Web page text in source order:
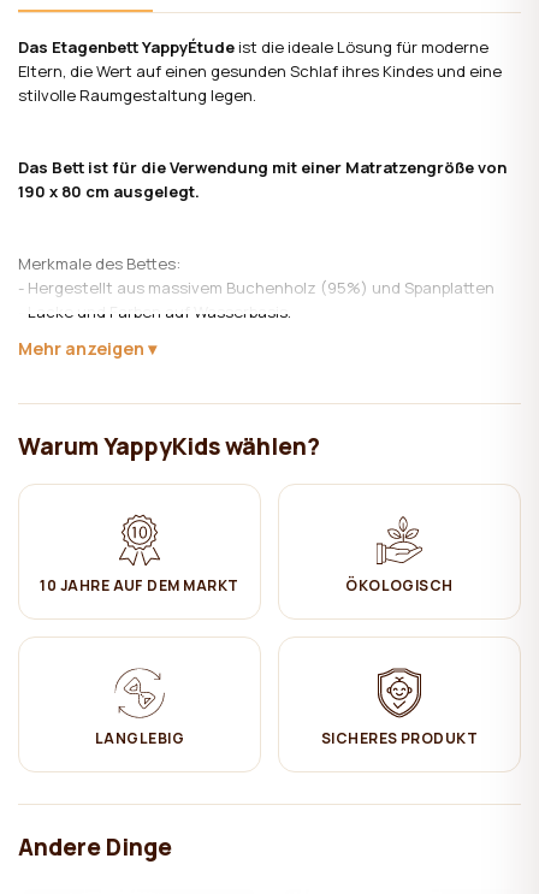
Das Etagenbett YappyÉtude ist die ideale Lösung für moderne
Eltern, die Wert auf einen gesunden Schlaf ihres Kindes und eine
stilvolle Raumgestaltung legen.
Das Bett ist für die Verwendung mit einer Matratzengröße von
190 x 80 cm ausgelegt.
Merkmale des Bettes:
- Hergestellt aus massivem Buchenholz (95%) und Spanplatten
- Lacke und Farben auf Wasserbasis.
befestigt werden.
- Schutzplatten sorgen für die Sicherheit der Kinder. Die untere
- Der Boden ist mit orthopädischen Lamellen ausgestattet, um eine
gute Belüftung der Matratze zu gewährleisten.
Wichtige Parameter:
Länge des Randes der ersten Etage = 58 cm
Abstand zwischen den Bettebenen (oberer und unterer
Matratzenboden) = 98 cm
Maximales Gewicht pro Bett = 90kg
✔ Mit einem feuchten Baumwolltuch abwischen. Anschließend
Mehr anzeigen
Warum YappyKids wählen?
10 JAHRE AUF DEM MARKT ÖKOLOGISCH
LANGLEBIG SICHERES PRODUKT
Andere Dinge